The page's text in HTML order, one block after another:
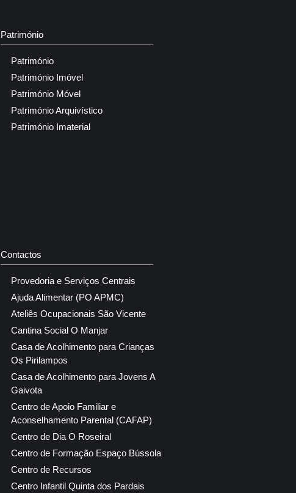
Património
Património
Património Imóvel
Património Móvel
Património Arquivístico
Património Imaterial
Contactos
Provedoria e Serviços Centrais
Ajuda Alimentar (PO APMC)
Ateliês Ocupacionais São Vicente
Cantina Social O Manjar
Casa de Acolhimento para Crianças
Os Pirilampos
Casa de Acolhimento para Jovens A
Gaivota
Centro de Apoio Familiar e
Aconselhamento Parental (CAFAP)
Centro de Dia O Roseiral
Centro de Formação Espaço Bússola
Centro de Recursos
Centro Infantil Quinta dos Pardais